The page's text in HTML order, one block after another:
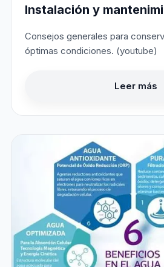
Instalación y
Consejos generales para
óptimas condiciones. (youtube)
Leer más